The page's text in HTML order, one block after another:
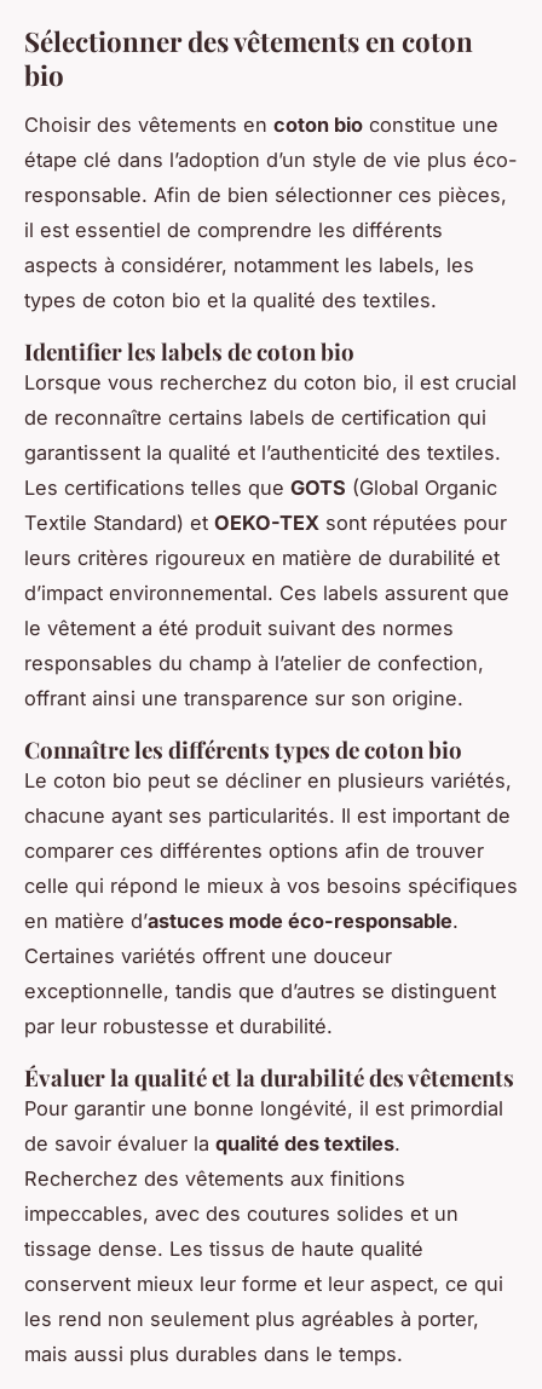
Sélectionner des vêtements en coton
bio
Choisir des vêtements en coton bio constitue une
étape clé dans l’adoption d’un style de vie plus éco-
responsable. Afin de bien sélectionner ces pièces,
il est essentiel de comprendre les différents
aspects à considérer, notamment les labels, les
types de coton bio et la qualité des textiles.
Identifier les labels de coton bio
Lorsque vous recherchez du coton bio, il est crucial
de reconnaître certains labels de certification qui
garantissent la qualité et l’authenticité des textiles.
Les certifications telles que GOTS (Global Organic
Textile Standard) et OEKO-TEX sont réputées pour
leurs critères rigoureux en matière de durabilité et
d’impact environnemental. Ces labels assurent que
le vêtement a été produit suivant des normes
responsables du champ à l’atelier de confection,
offrant ainsi une transparence sur son origine.
Connaître les différents types de coton bio
Le coton bio peut se décliner en plusieurs variétés,
chacune ayant ses particularités. Il est important de
comparer ces différentes options afin de trouver
celle qui répond le mieux à vos besoins spécifiques
en matière d’astuces mode éco-responsable.
Certaines variétés offrent une douceur
exceptionnelle, tandis que d’autres se distinguent
par leur robustesse et durabilité.
Évaluer la qualité et la durabilité des vêtements
Pour garantir une bonne longévité, il est primordial
de savoir évaluer la qualité des textiles.
Recherchez des vêtements aux finitions
impeccables, avec des coutures solides et un
tissage dense. Les tissus de haute qualité
conservent mieux leur forme et leur aspect, ce qui
les rend non seulement plus agréables à porter,
mais aussi plus durables dans le temps.